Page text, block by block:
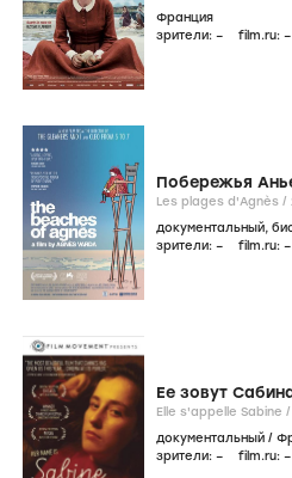
Франция
зрители: – film.ru: –
Побережья
Les plages d'Agnès /
документальный,
зрители: – film.ru: –
Ее зовут
Elle s'appelle Sabine /
документальный /
зрители: – film.ru: –